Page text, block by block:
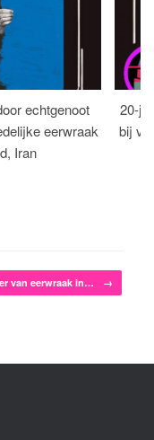
echtgenoot
eerwraak
Iran
20-
bij
van eerwraak in… →